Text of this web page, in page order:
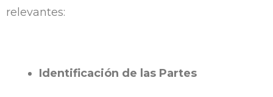
relevantes:
Identificación de las Partes